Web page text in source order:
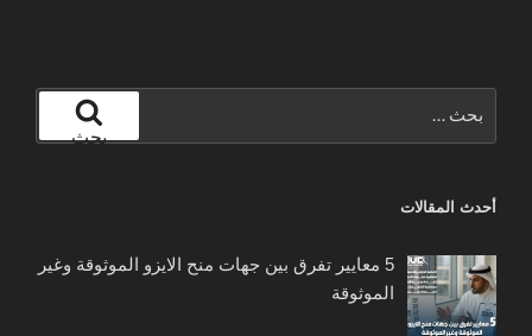
عن:
بحث
أحدث المقالات
5 معايير تفرق بين جهات منح الايزو الموثوقة وغير
الموثوقة